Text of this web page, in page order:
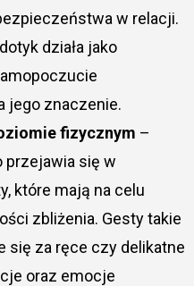
w relacji.
działa jako
jego znaczenie.
fizycznym –
się w
które mają na celu
zbliżenia. Gesty takie
się za ręce czy delikatne
oraz emocje